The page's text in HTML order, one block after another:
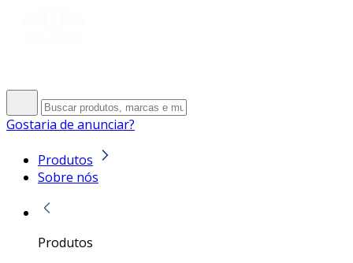
Gostaria de anunciar?
Produtos
Sobre nós
Produtos